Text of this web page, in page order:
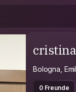
Bologna,
0 Freunde